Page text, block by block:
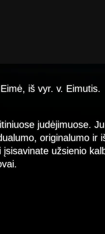
iš vyr. v. Eimutis.
judėjimuose.
originalumo ir
užsienio